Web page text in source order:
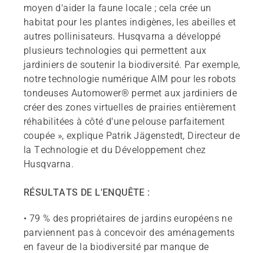
moyen d'aider la faune locale ; cela crée un
habitat pour les plantes indigènes, les abeilles et
autres pollinisateurs. Husqvarna a développé
plusieurs technologies qui permettent aux
jardiniers de soutenir la biodiversité. Par exemple,
notre technologie numérique AIM pour les robots
tondeuses Automower® permet aux jardiniers de
créer des zones virtuelles de prairies entièrement
réhabilitées à côté d'une pelouse parfaitement
coupée », explique Patrik Jägenstedt, Directeur de
la Technologie et du Développement chez
Husqvarna.
RÉSULTATS DE L'ENQUÊTE :
• 79 % des propriétaires de jardins européens ne
parviennent pas à concevoir des aménagements
en faveur de la biodiversité par manque de